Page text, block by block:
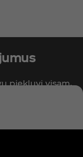
piekļuvi visam,